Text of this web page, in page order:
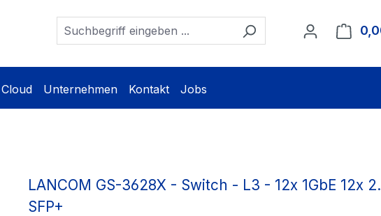
Cloud Unternehmen Kontakt Jobs
LANCOM GS-3628X - Switch - L3 - 12x 1GbE 12x
SFP+